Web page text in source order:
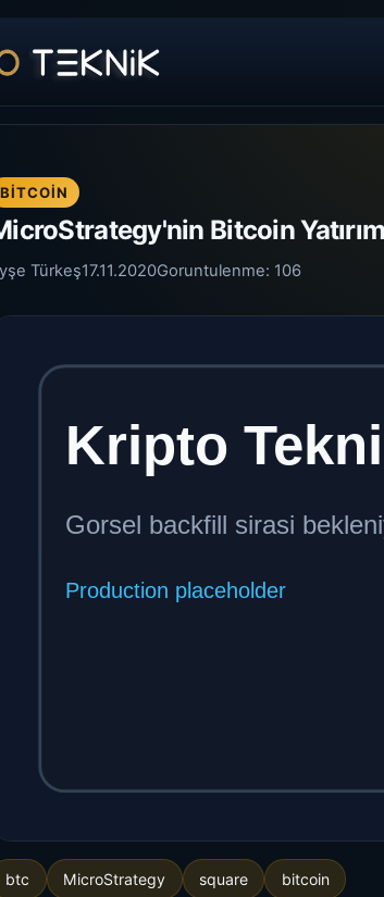
BITCOIN
Bitcoin
Türkeş17.11.2020Goruntulenme: 106
btc MicroStrategy square bitcoin